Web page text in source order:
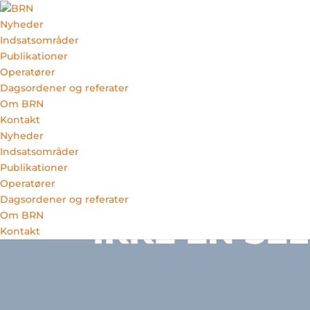
Skip to content
Nyheder
Indsatsområder
Publikationer
Operatører
Dagsordener og referater
Om BRN
Kontakt
Nyheder
Indsatsområder
Publikationer
Operatører
Dagsordener og referater
Om BRN
Kontakt
MENU
IKKE EN